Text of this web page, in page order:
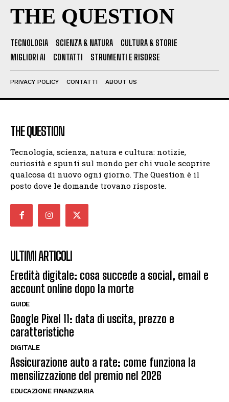
THE QUESTION
TECNOLOGIA SCIENZA & NATURA
CULTURA & STORIE
MIGLIORI AI
CONTATTI STRUMENTI E RISORSE
PRIVACY POLICY CONTATTI ABOUT US
THE QUESTION
Tecnologia, scienza, natura e cultura: notizie,
curiosità e spunti sul mondo per chi vuole scoprire
qualcosa di nuovo ogni giorno. The Question è il
posto dove le domande trovano risposte.
ULTIMI ARTICOLI
Eredità digitale: cosa succede a social, email e
account online dopo la morte
GUIDE
Google Pixel 11: data di uscita, prezzo e
caratteristiche
DIGITALE
Assicurazione auto a rate: come funziona la
mensilizzazione del premio nel 2026
EDUCAZIONE FINANZIARIA